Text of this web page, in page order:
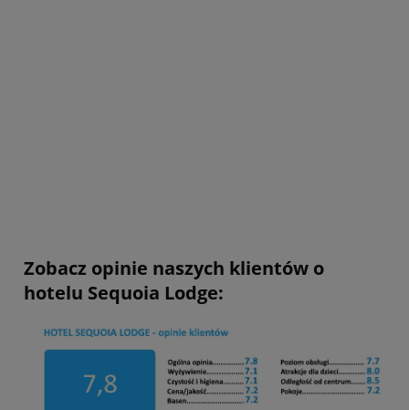
Zobacz opinie naszych klientów o
hotelu Sequoia Lodge: